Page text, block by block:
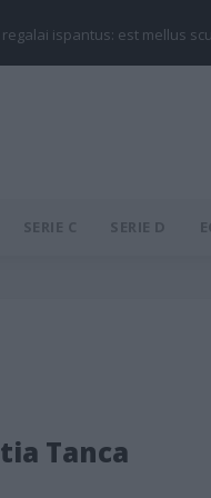
regalai ispantus: est mellus
SERIE C SERIE D
Tanca